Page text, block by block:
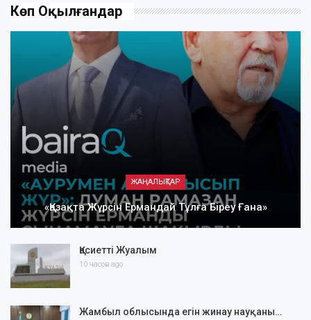
Көп Оқылғандар
ЖАҢАЛЫҚТАР
«Қазақта Жүрсін Ермандай Тұлға Біреу Ғана»
Қасиетті Жуалым
10 часов ago
Жамбыл облысында егін жинау науқаны…